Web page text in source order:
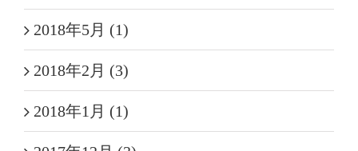
2018年5月 (1)
2018年2月 (3)
2018年1月 (1)